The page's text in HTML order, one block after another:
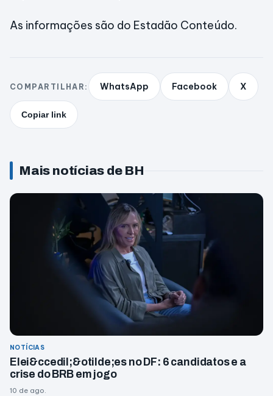
As informações são do Estadão Conteúdo.
COMPARTILHAR: WhatsApp Facebook X
Copiar link
Mais notícias de BH
NOTÍCIAS
Elei&ccedil;&otilde;es no DF: 6 candidatos e a
crise do BRB em jogo
10 de ago.